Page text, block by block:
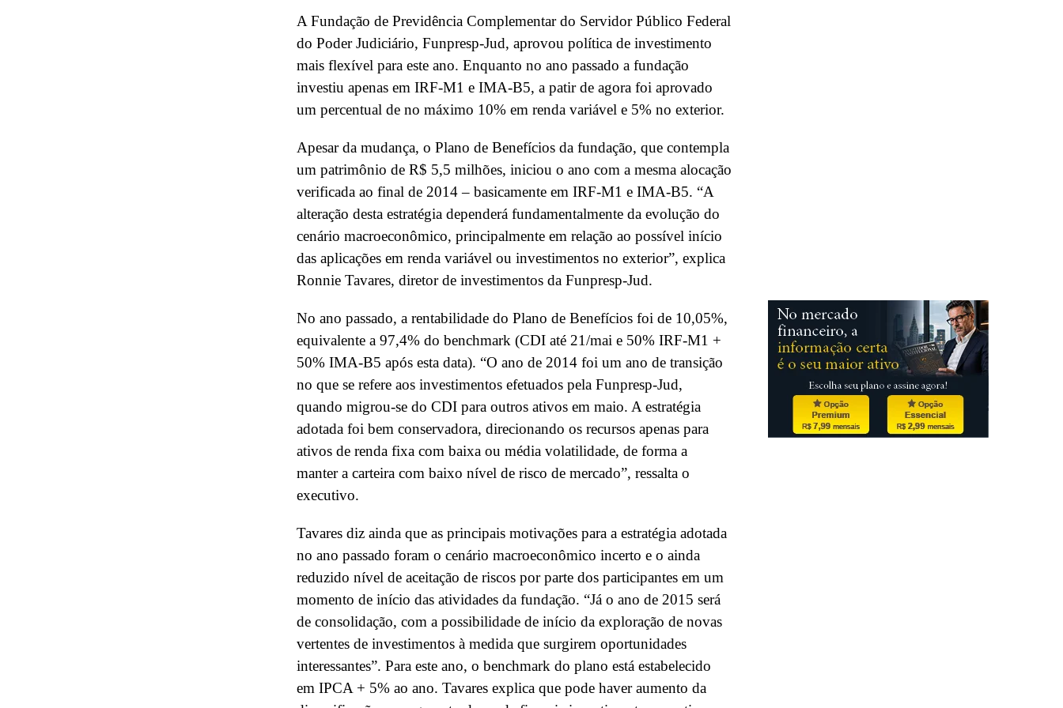
A Fundação de Previdência Complementar do Servidor Público Federal
do Poder Judiciário, Funpresp-Jud, aprovou política de investimento
mais flexível para este ano. Enquanto no ano passado a fundação
investiu apenas em IRF-M1 e IMA-B5, a patir de agora foi aprovado
um percentual de no máximo 10% em renda variável e 5% no exterior.
Apesar da mudança, o Plano de Benefícios da fundação, que contempla
um patrimônio de R$ 5,5 milhões, iniciou o ano com a mesma alocação
verificada ao final de 2014 – basicamente em IRF-M1 e IMA-B5. “A
alteração desta estratégia dependerá fundamentalmente da evolução do
cenário macroeconômico, principalmente em relação ao possível início
das aplicações em renda variável ou investimentos no exterior”, explica
Ronnie Tavares, diretor de investimentos da Funpresp-Jud.
No ano passado, a rentabilidade do Plano de Benefícios foi de 10,05%,
equivalente a 97,4% do benchmark (CDI até 21/mai e 50% IRF-M1 +
50% IMA-B5 após esta data). “O ano de 2014 foi um ano de transição
no que se refere aos investimentos efetuados pela Funpresp-Jud,
quando migrou-se do CDI para outros ativos em maio. A estratégia
adotada foi bem conservadora, direcionando os recursos apenas para
ativos de renda fixa com baixa ou média volatilidade, de forma a
manter a carteira com baixo nível de risco de mercado”, ressalta o
executivo.
Tavares diz ainda que as principais motivações para a estratégia adotada
no ano passado foram o cenário macroeconômico incerto e o ainda
reduzido nível de aceitação de riscos por parte dos participantes em um
momento de início das atividades da fundação. “Já o ano de 2015 será
de consolidação, com a possibilidade de início da exploração de novas
vertentes de investimentos à medida que surgirem oportunidades
interessantes”. Para este ano, o benchmark do plano está estabelecido
em IPCA + 5% ao ano. Tavares explica que pode haver aumento da